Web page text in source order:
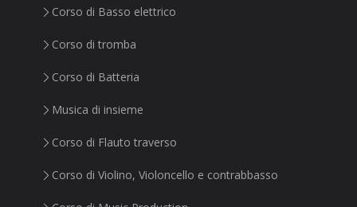
Corso di Basso elettrico
Corso di tromba
Corso di Batteria
Musica di insieme
Corso di Flauto traverso
Corso di Violino, Violoncello e contrabbasso